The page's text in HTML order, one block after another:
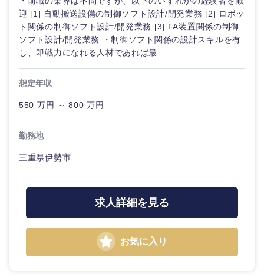
選択する
迎 [1] 自動搬送設備の制御ソフト設計/開発業務 [2] ロボッ
ト関係の制御ソフト設計/開発業務 [3] FA装置関係の制御
ソフト設計/開発業務 ・制御ソフト関係の設計スキルを有
し、即戦力になれる人材であれば最...
想定年収
550 万円 ～ 800 万円
勤務地
三重県伊勢市
求人詳細を見る
お気に入り